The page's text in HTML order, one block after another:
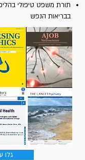
תורת משפט טיפולי
בבריאות הנפש
גלו